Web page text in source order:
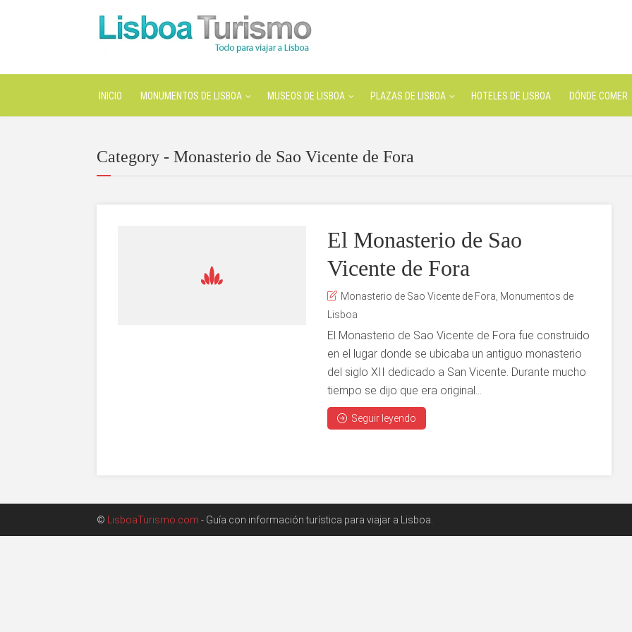
INICIO MONUMENTOS DE LISBOA MUSEOS DE LISBOA PLAZAS DE LISBOA HOTELES DE LISBOA DÓNDE COMER
Category - Monasterio de Sao Vicente de Fora
El Monasterio de Sao
Vicente de Fora
Monasterio de Sao Vicente de Fora Monumentos de
Lisboa
El Monasterio de Sao Vicente de Fora fue construido
en el lugar donde se ubicaba un antiguo monasterio
del siglo XII dedicado a San Vicente. Durante mucho
tiempo se dijo que era original...
Seguir leyendo
© LisboaTurismo.com - Guía con información turística para viajar a Lisboa.